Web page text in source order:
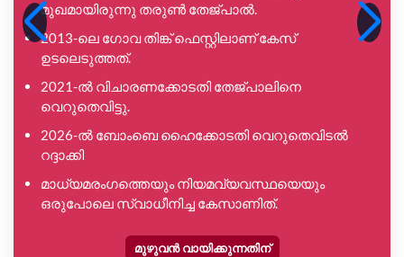
മുഖമായിരുന്നു തരുൺ തേജ്പാൽ.
2013-ലെ ഗോവ തിങ്ക് ഫെസ്റ്റിലാണ് കേസ്
ഉടലെടുത്തത്.
2021-ൽ വിചാരണക്കോടതി തേജ്പാലിനെ
വെറുതെവിട്ടു.
2026-ൽ ബോംബെ ഹൈക്കോടതി വെറുതെവിടൽ
റദ്ദാക്കി
മാധ്യമരംഗത്തെയും നിയമവ്യവസ്ഥയെയും
ഒരുപോലെ സ്വാധീനിച്ച കേസാണിത്.
മുഴുവൻ വായിക്കുന്നതിന്